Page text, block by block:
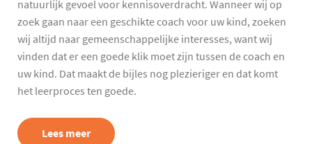
natuurlijk gevoel voor kennisoverdracht. Wanneer wij op
zoek gaan naar een geschikte coach voor uw kind, zoeken
wij altijd naar gemeenschappelijke interesses, want wij
vinden dat er een goede klik moet zijn tussen de coach en
uw kind. Dat maakt de bijles nog plezieriger en dat komt
het leerproces ten goede.
Lees meer